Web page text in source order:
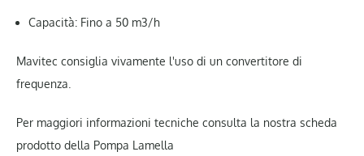
Capacità: Fino a 50 m3/h
Mavitec consiglia vivamente l'uso di un convertitore di
frequenza.
Per maggiori informazioni tecniche consulta la nostra scheda
prodotto della Pompa Lamella